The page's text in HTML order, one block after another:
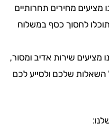
מחירים תחרותיים
לחסוך כסף במשלוח
שירות אדיב ומסור,
שלכם ולסייע לכם